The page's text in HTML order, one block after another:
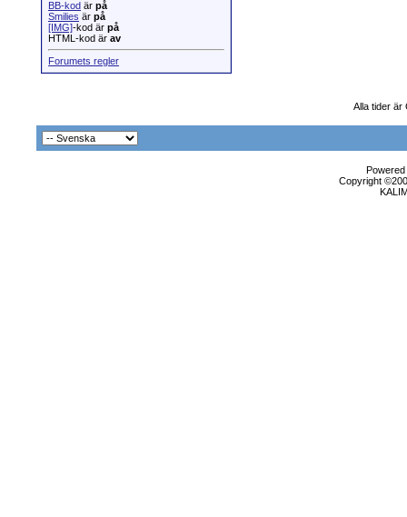
BB-kod är på
Smilies är på
[IMG]-kod är på
HTML-kod är av
Forumets regler
Alla tider är
Copyright